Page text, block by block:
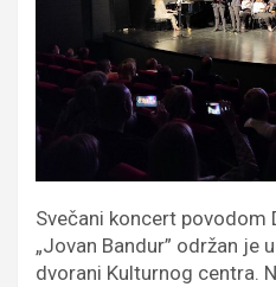
Svečani koncert povodom
„Jovan Bandur” održan je
dvorani Kulturnog centra.